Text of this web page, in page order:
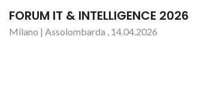
FORUM IT & INTELLIGENCE 2026
Milano | Assolombarda , 14.04.2026